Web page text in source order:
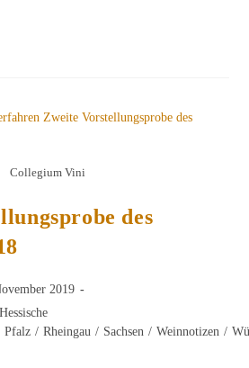
Collegium Vini
des
2019
Hessische
Pfalz / Rheingau / Sachsen / Weinnotizen /